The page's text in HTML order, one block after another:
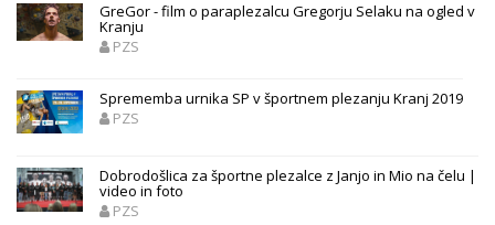
GreGor - film o paraplezalcu Gregorju Selaku na ogled v
Kranju
PZS
Sprememba urnika SP v športnem plezanju Kranj 2019
PZS
Dobrodošlica za športne plezalce z Janjo in Mio na čelu |
video in foto
PZS